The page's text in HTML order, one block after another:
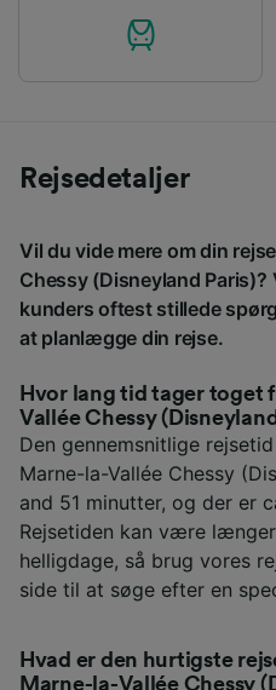
Rejsedetaljer
Vil du vide mere om din
Chessy (Disneyland
kunders oftest stillede
at planlægge din rejse.
Hvor lang tid tager toget
Vallée Chessy
Den gennemsnitlige
Marne-la-Vallée Chessy
and 51 minutter, og der er
Rejsetiden kan være
helligdage, så brug vores
side til at søge efter en
Hvad er den hurtigste
Marne-la-Vallée Chessy